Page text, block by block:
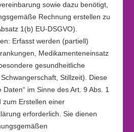
sowie dazu benötigt,
Rechnung erstellen zu
1(b) EU-DSGVO).
Erfasst werden (partiell)
Medikamenteneinsatz
gesundheitliche
Stillzeit). Diese
Daten“ im Sinne des Art. 9 Abs. 1
zum Erstellen einer
erforderlich. Sie dienen